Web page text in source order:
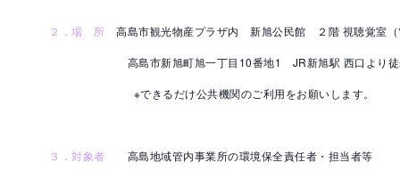
２．場 所 高島市観光物産プラザ内 新旭公民館 ２階 視聴覚室
高島市新旭町旭一丁目10番地1 JR新旭駅 西口より徒
※できるだけ公共機関のご利用をお願いします。
３．対象者 高島地域管内事業所の環境保全責任者・担当者等